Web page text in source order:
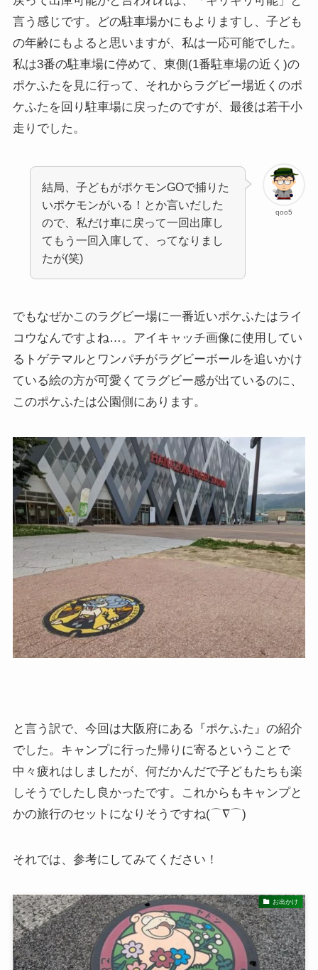
言う感じです。どの駐車場かにもよりますし、子ども
の年齢にもよると思いますが、私は一応可能でした。
私は3番の駐車場に停めて、東側(1番駐車場の近く)の
ポケふたを見に行って、それからラグビー場近くのポ
ケふたを回り駐車場に戻ったのですが、最後は若干小
走りでした。
qoo5
結局、子どもがポケモンGOで捕りた
いポケモンがいる！とか言いだした
ので、私だけ車に戻って一回出庫し
てもう一回入庫して、ってなりまし
たが(笑)
でもなぜかこのラグビー場に一番近いポケふたはライ
コウなんですよね…。アイキャッチ画像に使用してい
るトゲテマルとワンパチがラグビーボールを追いかけ
ている絵の方が可愛くてラグビー感が出ているのに、
このポケふたは公園側にあります。
と言う訳で、今回は大阪府にある『ポケふた』の紹介
でした。キャンプに行った帰りに寄るということで
中々疲れはしましたが、何だかんだで子どもたちも楽
しそうでしたし良かったです。これからもキャンプと
かの旅行のセットになりそうですね(⌒∇⌒)
それでは、参考にしてみてください！
お出かけ